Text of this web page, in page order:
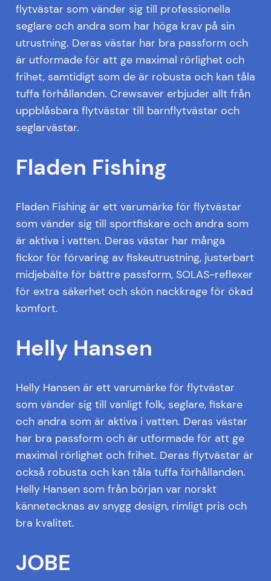
flytvästar som vänder sig till professionella
seglare och andra som har höga krav på sin
utrustning. Deras västar har bra passform och
är utformade för att ge maximal rörlighet och
frihet, samtidigt som de är robusta och kan tåla
tuffa förhållanden. Crewsaver erbjuder allt från
uppblåsbara flytvästar till barnflytvästar och
seglarvästar.
Fladen Fishing
Fladen Fishing är ett varumärke för flytvästar
som vänder sig till sportfiskare och andra som
är aktiva i vatten. Deras västar har många
fickor för förvaring av fiskeutrustning, justerbart
midjebälte för bättre passform, SOLAS-reflexer
för extra säkerhet och skön nackkrage för ökad
komfort.
Helly Hansen
Helly Hansen är ett varumärke för flytvästar
som vänder sig till vanligt folk, seglare, fiskare
och andra som är aktiva i vatten. Deras västar
har bra passform och är utformade för att ge
maximal rörlighet och frihet. Deras flytvästar är
också robusta och kan tåla tuffa förhållanden.
Helly Hansen som från början var norskt
kännetecknas av snygg design, rimligt pris och
bra kvalitet.
JOBE